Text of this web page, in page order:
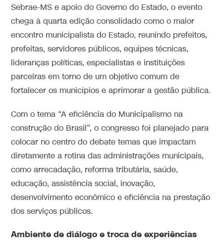
Sebrae-MS e apoio do Governo do Estado, o evento
chega à quarta edição consolidado como o maior
encontro municipalista do Estado, reunindo prefeitos,
prefeitas, servidores públicos, equipes técnicas,
lideranças políticas, especialistas e instituições
parceiras em torno de um objetivo comum de
fortalecer os municípios e aprimorar a gestão pública.
Com o tema “A eficiência do Municipalismo na
construção do Brasil”, o congresso foi planejado para
colocar no centro do debate temas que impactam
diretamente a rotina das administrações municipais,
como arrecadação, reforma tributária, saúde,
educação, assistência social, inovação,
desenvolvimento econômico e eficiência na prestação
dos serviços públicos.
Ambiente de diálogo e troca de experiências